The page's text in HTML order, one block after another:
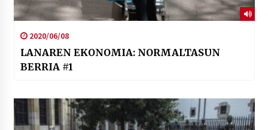
2020/06/08
LANAREN EKONOMIA: NORMALTASUN
BERRIA #1